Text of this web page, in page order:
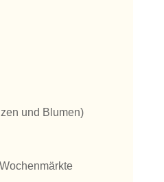
und Blumen)